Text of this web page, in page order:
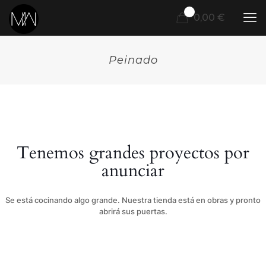
0,00 €
Peinado
Tenemos grandes proyectos por
anunciar
Se está cocinando algo grande. Nuestra tienda está en obras y pronto
abrirá sus puertas.